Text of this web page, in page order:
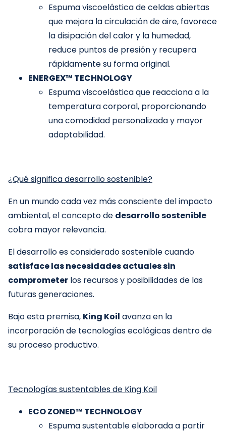
Espuma viscoelástica de celdas abiertas
que mejora la circulación de aire, favorece
la disipación del calor y la humedad,
reduce puntos de presión y recupera
rápidamente su forma original.
ENERGEX™ TECHNOLOGY
Espuma viscoelástica que reacciona a la
temperatura corporal, proporcionando
una comodidad personalizada y mayor
adaptabilidad.
¿Qué significa desarrollo sostenible?
En un mundo cada vez más consciente del impacto
ambiental, el concepto de desarrollo sostenible
cobra mayor relevancia.
El desarrollo es considerado sostenible cuando
satisface las necesidades actuales sin
comprometer los recursos y posibilidades de las
futuras generaciones.
Bajo esta premisa, King Koil avanza en la
incorporación de tecnologías ecológicas dentro de
su proceso productivo.
Tecnologías sustentables de King Koil
ECO ZONED™ TECHNOLOGY
Espuma sustentable elaborada a partir